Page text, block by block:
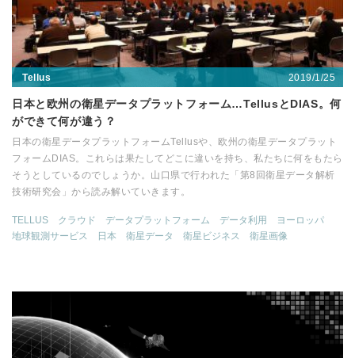
Tellus 2019/1/25
日本と欧州の衛星データプラットフォーム…TellusとDIAS。何
ができて何が違う？
日本の衛星データプラットフォームTellusや、欧州の衛星データプラット
フォームDIAS。これらは果たしてどこに違いを持ち、私たちに何をもたら
そうとしているのでしょうか。山口県で行われた「第8回衛星データ解析
技術研究会」から読み解いていきます。
TELLUS クラウド データプラットフォーム データ利用
ヨーロッパ
地球観測サービス
日本 衛星データ 衛星ビジネス 衛星画像